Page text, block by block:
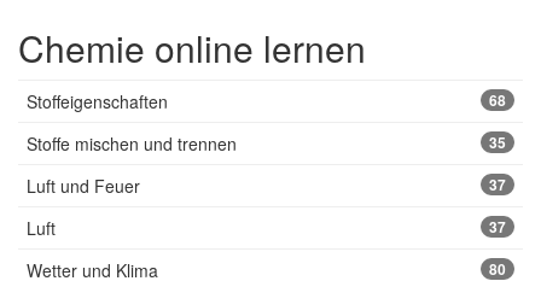
Chemie online lernen
Stoffeigenschaften 68
Stoffe mischen und trennen 35
Luft und Feuer 37
Luft 37
Wetter und Klima 80